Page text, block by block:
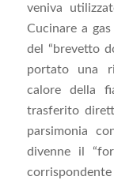
veniva
Cucinare a
del “brevetto
portato una
calore della
trasferito
parsimonia
divenne il